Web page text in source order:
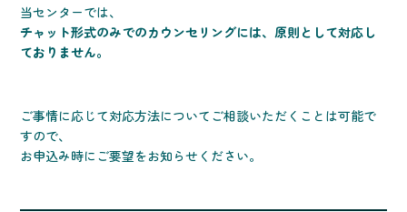
当センターでは、
チャット形式のみでのカウンセリングには、原則として対応し
ておりません。
ご事情に応じて対応方法についてご相談いただくことは可能で
すので、
お申込み時にご要望をお知らせください。